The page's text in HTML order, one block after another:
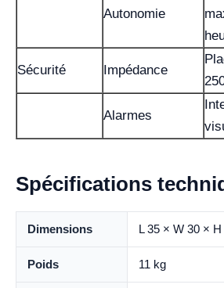
Autonomie
Sécurité Impédance
Alarmes
Spécifications
Dimensions L 35 × W 30 ×
Poids 11 kg